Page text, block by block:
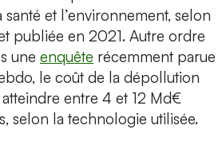
et l’environnement, selon
publiée en 2021. Autre ordre
une enquête récemment parue
le coût de la dépollution
entre 4 et 12 Md€
selon la technologie utilisée.